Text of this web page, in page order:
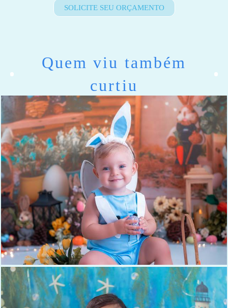
SOLICITE SEU ORÇAMENTO
Quem viu também
curtiu
515 0